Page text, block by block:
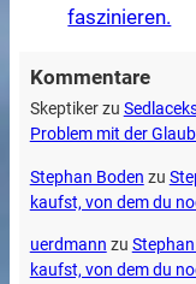
faszinieren.
Kommentare
Skeptikerzu
Problem mit der
Stephan Boden zu
kaufst, von dem du
uerdmann zu
kaufst, von dem du